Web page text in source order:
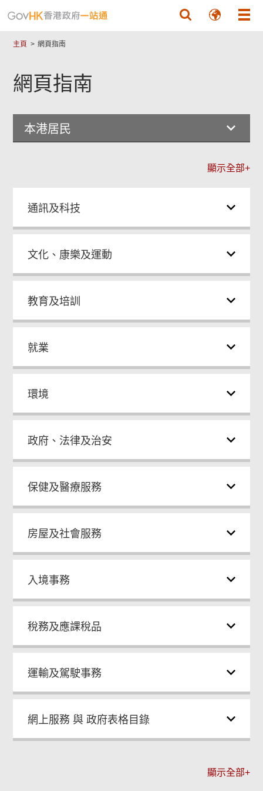
主頁 網頁指南
網頁指南
本港居民
顯示全部+
通訊及科技
文化、康樂及運動
教育及培訓
就業
環境
政府、法律及治安
保健及醫療服務
房屋及社會服務
入境事務
稅務及應課稅品
運輸及駕駛事務
網上服務 與 政府表格目錄
顯示全部+